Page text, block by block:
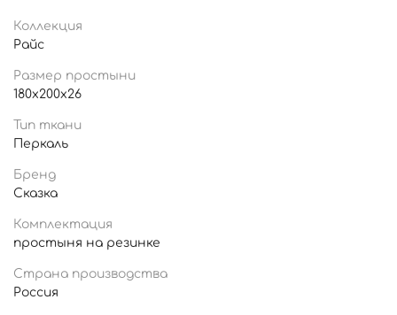
Коллекция
Райс
Размер простыни
180x200x26
Тип ткани
Перкаль
Бренд
Сказка
Комплектация
простыня на резинке
Страна производства
Россия